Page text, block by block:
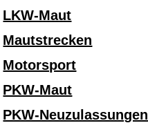
LKW-Maut
Mautstrecken
Motorsport
PKW-Maut
PKW-Neuzulassungen